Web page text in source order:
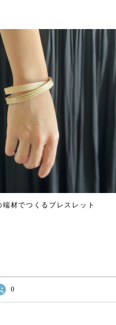
端材でつくるブレスレット
0